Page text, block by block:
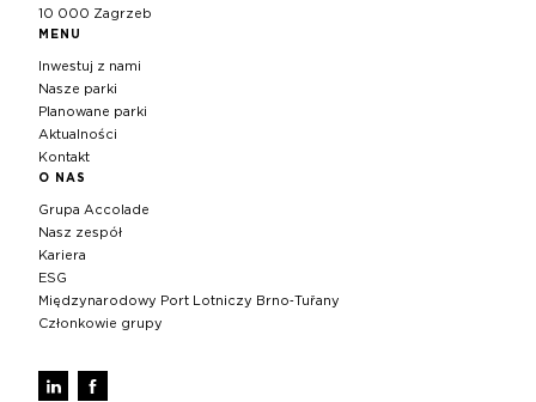
10 000 Zagrzeb
MENU
Inwestuj z nami
Nasze parki
Planowane parki
Aktualności
Kontakt
O NAS
Grupa Accolade
Nasz zespół
Kariera
ESG
Międzynarodowy Port Lotniczy Brno‑Tuřany
Członkowie grupy